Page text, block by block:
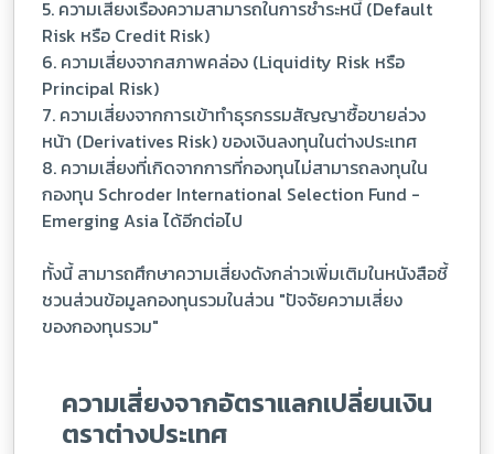
5. ความเสี่ยงเรื่องความสามารถในการชำระหนี้ (Default
Risk หรือ Credit Risk)
6. ความเสี่ยงจากสภาพคล่อง (Liquidity Risk หรือ
Principal Risk)
7. ความเสี่ยงจากการเข้าทำธุรกรรมสัญญาซื้อขายล่วง
หน้า (Derivatives Risk) ของเงินลงทุนในต่างประเทศ
8. ความเสี่ยงที่เกิดจากการที่กองทุนไม่สามารถลงทุนใน
กองทุน Schroder International Selection Fund -
Emerging Asia ได้อีกต่อไป
ทั้งนี้ สามารถศึกษาความเสี่ยงดังกล่าวเพิ่มเติมในหนังสือชี้
ชวนส่วนข้อมูลกองทุนรวมในส่วน "ปัจจัยความเสี่ยง
ของกองทุนรวม"
ความเสี่ยงจากอัตราแลกเปลี่ยนเงิน
ตราต่างประเทศ